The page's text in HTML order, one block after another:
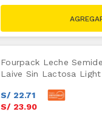
S/22.90
Fourpack Leche
Laive Sin Lactosa
S/ 22.71
S/ 23.90